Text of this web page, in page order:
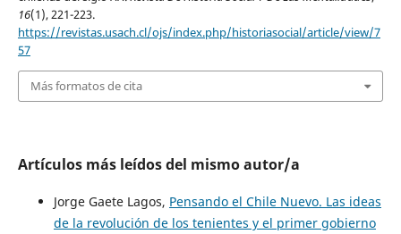
16(1), 221-223.
https://revistas.usach.cl/ojs/index.php/historiasocial/article/view/7
57
Más formatos de cita
Artículos más leídos del mismo autor/a
Jorge Gaete Lagos, Pensando el Chile Nuevo. Las ideas
de la revolución de los tenientes y el primer gobierno